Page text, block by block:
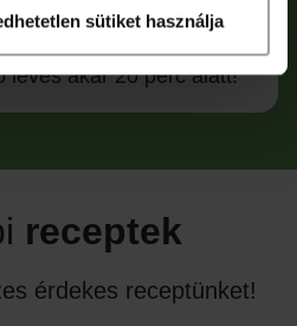
sütiket használja
leves akár 20 perc alatt!
receptek
érdekes receptünket!